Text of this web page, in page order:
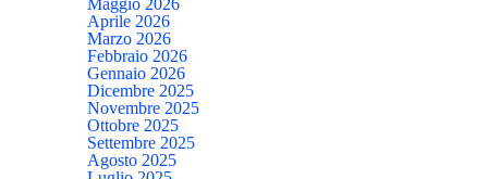
Aprile 2026
Marzo 2026
Febbraio 2026
Gennaio 2026
Dicembre 2025
Novembre 2025
Ottobre 2025
Settembre 2025
Agosto 2025